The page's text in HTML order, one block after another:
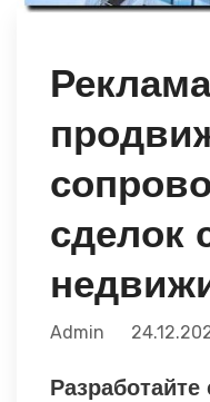
сделок
Admin
Разработайте